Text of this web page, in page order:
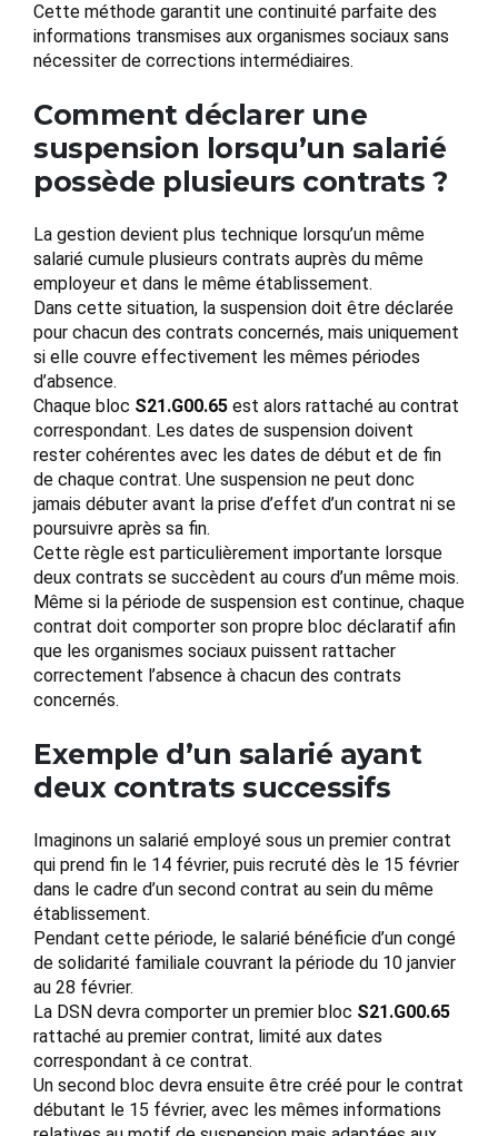
Cette méthode garantit une continuité parfaite des
informations transmises aux organismes sociaux sans
nécessiter de corrections intermédiaires.
Comment déclarer une
suspension lorsqu’un salarié
possède plusieurs contrats ?
La gestion devient plus technique lorsqu’un même
salarié cumule plusieurs contrats auprès du même
employeur et dans le même établissement.
Dans cette situation, la suspension doit être déclarée
pour chacun des contrats concernés, mais uniquement
si elle couvre effectivement les mêmes périodes
d’absence.
Chaque bloc S21.G00.65 est alors rattaché au contrat
correspondant. Les dates de suspension doivent
rester cohérentes avec les dates de début et de fin
de chaque contrat. Une suspension ne peut donc
jamais débuter avant la prise d’effet d’un contrat ni se
poursuivre après sa fin.
Cette règle est particulièrement importante lorsque
deux contrats se succèdent au cours d’un même mois.
Même si la période de suspension est continue, chaque
contrat doit comporter son propre bloc déclaratif afin
que les organismes sociaux puissent rattacher
correctement l’absence à chacun des contrats
concernés.
Exemple d’un salarié ayant
deux contrats successifs
Imaginons un salarié employé sous un premier contrat
qui prend fin le 14 février, puis recruté dès le 15 février
dans le cadre d’un second contrat au sein du même
établissement.
Pendant cette période, le salarié bénéficie d’un congé
de solidarité familiale couvrant la période du 10 janvier
au 28 février.
La DSN devra comporter un premier bloc S21.G00.65
rattaché au premier contrat, limité aux dates
correspondant à ce contrat.
Un second bloc devra ensuite être créé pour le contrat
débutant le 15 février, avec les mêmes informations